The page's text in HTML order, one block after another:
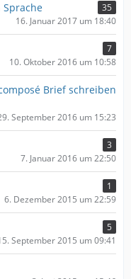
35
16. Januar 2017 um 18:40
7
10. Oktober 2016 um 10:58
Brief schreiben
September 2016 um 15:23
3
7. Januar 2016 um 22:50
1
6. Dezember 2015 um 22:59
5
September 2015 um 09:41